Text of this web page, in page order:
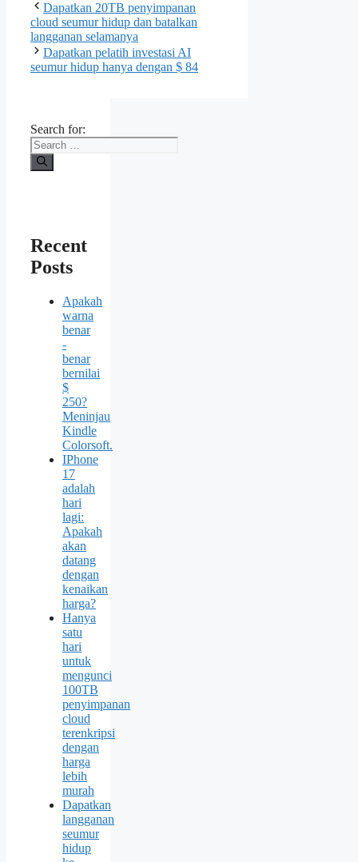
Dapatkan 20TB penyimpanan
cloud seumur hidup dan batalkan
langganan selamanya
Dapatkan pelatih investasi AI
seumur hidup hanya dengan $ 84
Search for:
Recent
Posts
Apakah
warna
benar
-
benar
bernilai
$
250?
Meninjau
Kindle
Colorsoft.
IPhone
17
adalah
hari
lagi:
Apakah
akan
datang
dengan
kenaikan
harga?
Hanya
satu
hari
untuk
mengunci
100TB
penyimpanan
cloud
terenkripsi
dengan
harga
lebih
murah
Dapatkan
langganan
seumur
hidup